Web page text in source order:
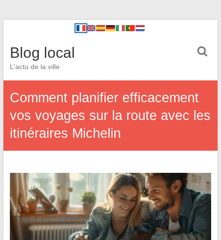
Blog local
L'actu de la ville
Comment planifier efficacement
vos voyages sur la route avec les
itinéraires Michelin